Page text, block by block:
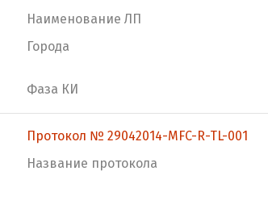
Наименование ЛП
Города
Фаза КИ
Протокол № 29042014-MFC-R-TL-001
Название протокола